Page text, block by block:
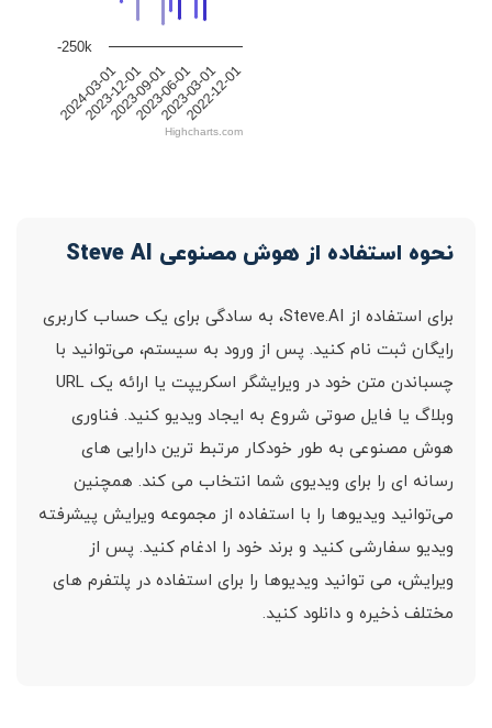
2024-03-01
2023-12-01
2023-09-01
2023-06-01
2023-03-01
2022-12-01
-250k
Highcharts.com
نحوه استفاده از هوش مصنوعی Steve AI
برای استفاده از Steve.AI، به سادگی برای یک حساب کاربری
رایگان ثبت نام کنید. پس از ورود به سیستم، می‌توانید با
چسباندن متن خود در ویرایشگر اسکریپت یا ارائه یک URL
وبلاگ یا فایل صوتی شروع به ایجاد ویدیو کنید. فناوری
هوش مصنوعی به طور خودکار مرتبط ترین دارایی های
رسانه ای را برای ویدیوی شما انتخاب می کند. همچنین
می‌توانید ویدیوها را با استفاده از مجموعه ویرایش پیشرفته
ویدیو سفارشی کنید و برند خود را ادغام کنید. پس از
ویرایش، می توانید ویدیوها را برای استفاده در پلتفرم های
مختلف ذخیره و دانلود کنید.